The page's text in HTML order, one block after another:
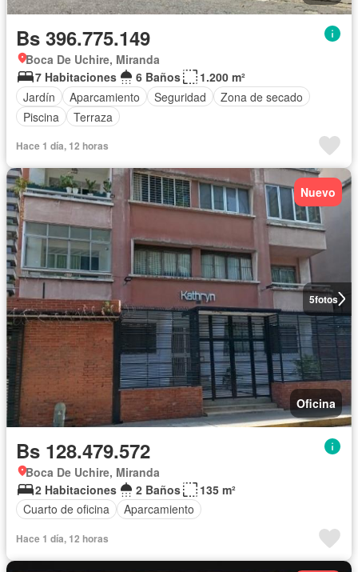
Bs 396.775.149
Boca De Uchire, Miranda
7 Habitaciones
6 Baños
1.200 m²
Jardín
Aparcamiento Seguridad
Zona de secado
Piscina
Terraza
Hace 1 día, 12 horas
5fotos
Nuevo
Oficina
Bs 128.479.572
Boca De Uchire, Miranda
2 Habitaciones
2 Baños
135 m²
Cuarto de oficina
Aparcamiento
Hace 1 día, 12 horas